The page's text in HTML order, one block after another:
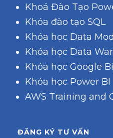
Khoá Đào Tạo
Khóa đào tạo SQL
Khóa học Data
Khóa học Data
Khóa học Google
Khóa học Power BI
AWS Training and
ĐĂNG KÝ TƯ VẤN